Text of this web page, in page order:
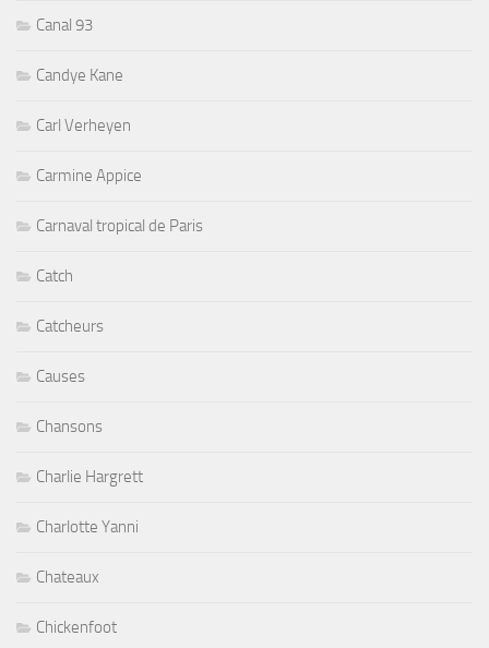
Canal 93
Candye Kane
Carl Verheyen
Carmine Appice
Carnaval tropical de Paris
Catch
Catcheurs
Causes
Chansons
Charlie Hargrett
Charlotte Yanni
Chateaux
Chickenfoot